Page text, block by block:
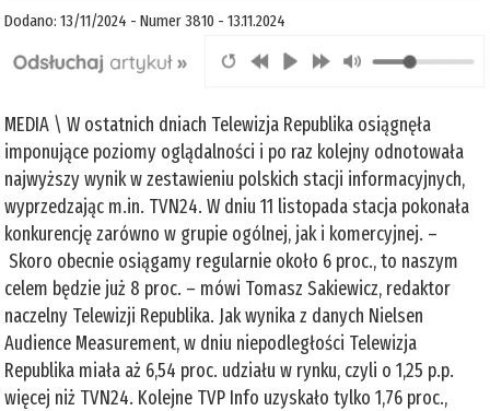
Dodano: 13/11/2024 - Numer 3810 - 13.11.2024
MEDIA \ W ostatnich dniach Telewizja Republika osiągnęła
imponujące poziomy oglądalności i po raz kolejny odnotowała
najwyższy wynik w zestawieniu polskich stacji informacyjnych,
wyprzedzając m.in. TVN24. W dniu 11 listopada stacja pokonała
konkurencję zarówno w grupie ogólnej, jak i komercyjnej. –
Skoro obecnie osiągamy regularnie około 6 proc., to naszym
celem będzie już 8 proc. – mówi Tomasz Sakiewicz, redaktor
naczelny Telewizji Republika. Jak wynika z danych Nielsen
Audience Measurement, w dniu niepodległości Telewizja
Republika miała aż 6,54 proc. udziału w rynku, czyli o 1,25 p.p.
więcej niż TVN24. Kolejne TVP Info uzyskało tylko 1,76 proc.,